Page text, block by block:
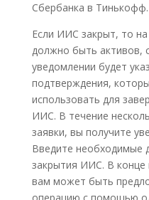
Сбербанка в Тинькофф.
Если ИИС закрыт, то
должно быть активов,
уведомлении будет
подтверждения,
использовать для
ИИС. В течение
заявки, вы получите
Введите необходимые
закрытия ИИС. В
вам может быть